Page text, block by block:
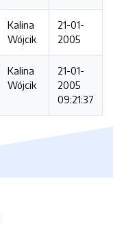
Kalina
Wójcik
21-01-
2005
Kalina
Wójcik
21-01-
2005
09:21:37